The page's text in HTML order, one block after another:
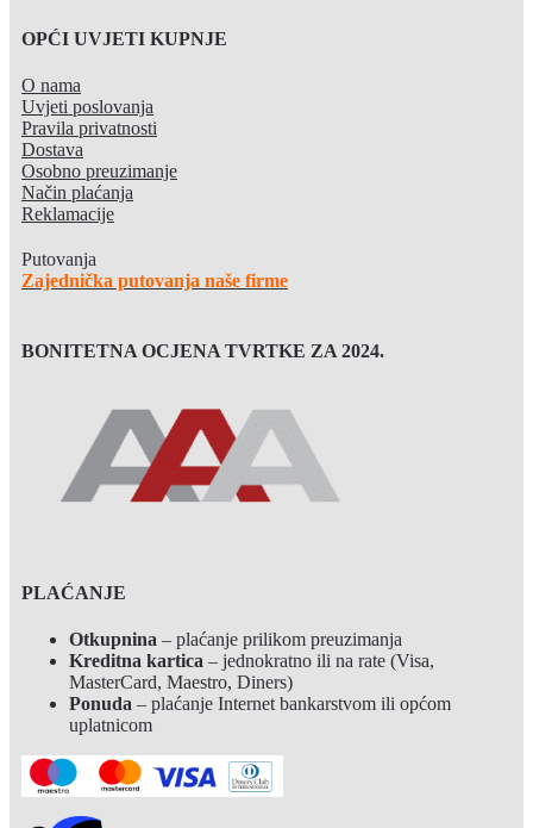
OPĆI UVJETI KUPNJE
O nama
Uvjeti poslovanja
Pravila privatnosti
Dostava
Osobno preuzimanje
Način plaćanja
Reklamacije
Putovanja
Zajednička putovanja naše firme
BONITETNA OCJENA TVRTKE ZA 2024.
PLAĆANJE
Otkupnina – plaćanje prilikom preuzimanja
Kreditna kartica – jednokratno ili na rate (Visa,
MasterCard, Maestro, Diners)
Ponuda – plaćanje Internet bankarstvom ili općom
uplatnicom